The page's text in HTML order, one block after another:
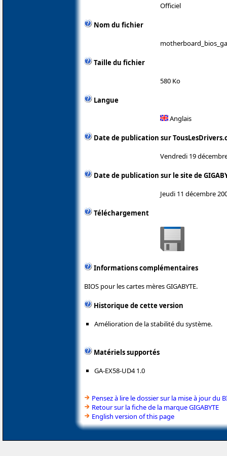
Officiel
Nom du fichier
Taille du fichier
580 Ko
Langue
Anglais
Date de publication sur
Vendredi 19
Date de publication sur le site de
Jeudi 11 décembre
Téléchargement
Informations complémentaires
BIOS pour les cartes mères GIGABYTE.
Historique de cette version
Amélioration de la stabilité du système.
Matériels supportés
GA-EX58-UD4 1.0
Pensez à lire le dossier sur la mise à jour du
Retour sur la fiche de la marque GIGABYTE
English version of this page